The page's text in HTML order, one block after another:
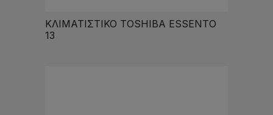
ΚΛΙΜΑΤΙΣΤΙΚΟ TOSHIBA ESSENTO
13